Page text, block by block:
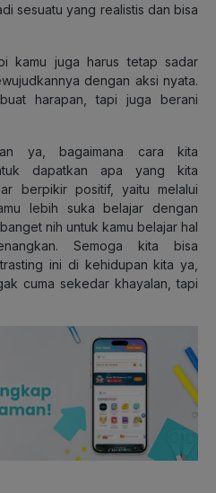
sesuatu yang realistis dan bisa
kamu juga harus tetap sadar
dengan aksi nyata.
harapan, tapi juga berani
ya, bagaimana cara kita
dapatkan apa yang kita
berpikir positif, yaitu melalui
lebih suka belajar dengan
nih untuk kamu belajar hal
Semoga kita bisa
ini di kehidupan kita ya,
cuma sekedar khayalan, tapi